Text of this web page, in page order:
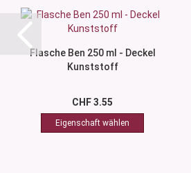
Flasche Ben 250 ml - Deckel
Kunststoff
CHF 3.55